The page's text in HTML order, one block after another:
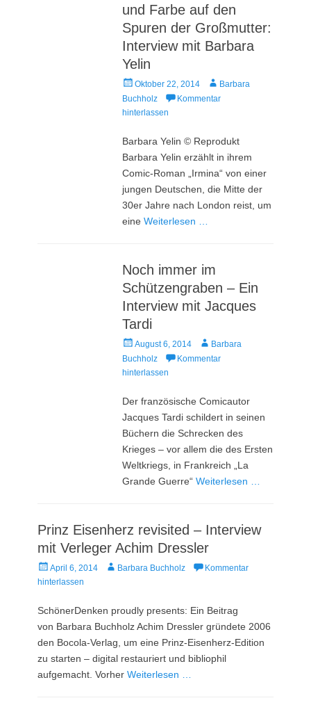
und Farbe auf den
Spuren der Großmutter:
Interview mit Barbara
Yelin
Veröffentlicht
am
Oktober 22, 2014 AutorBarbara
Buchholz
Kommentar
hinterlassen
Barbara Yelin © Reprodukt
Barbara Yelin erzählt in ihrem
Comic-Roman „Irmina“ von einer
jungen Deutschen, die Mitte der
30er Jahre nach London reist, um
eineWeiterlesen …
Noch immer im
Schützengraben – Ein
Interview mit Jacques
Tardi
Veröffentlicht
am
August 6, 2014 AutorBarbara
Buchholz
Kommentar
hinterlassen
Der französische Comicautor
Jacques Tardi schildert in seinen
Büchern die Schrecken des
Krieges – vor allem die des Ersten
Weltkriegs, in Frankreich „La
Grande Guerre“Weiterlesen …
Prinz Eisenherz revisited – Interview
mit Verleger Achim Dressler
Veröffentlicht
am
April 6, 2014 AutorBarbara Buchholz
Kommentar
hinterlassen
SchönerDenken proudly presents: Ein Beitrag
von Barbara Buchholz Achim Dressler gründete 2006
den Bocola-Verlag, um eine Prinz-Eisenherz-Edition
zu starten – digital restauriert und bibliophil
aufgemacht. Vorher Weiterlesen …